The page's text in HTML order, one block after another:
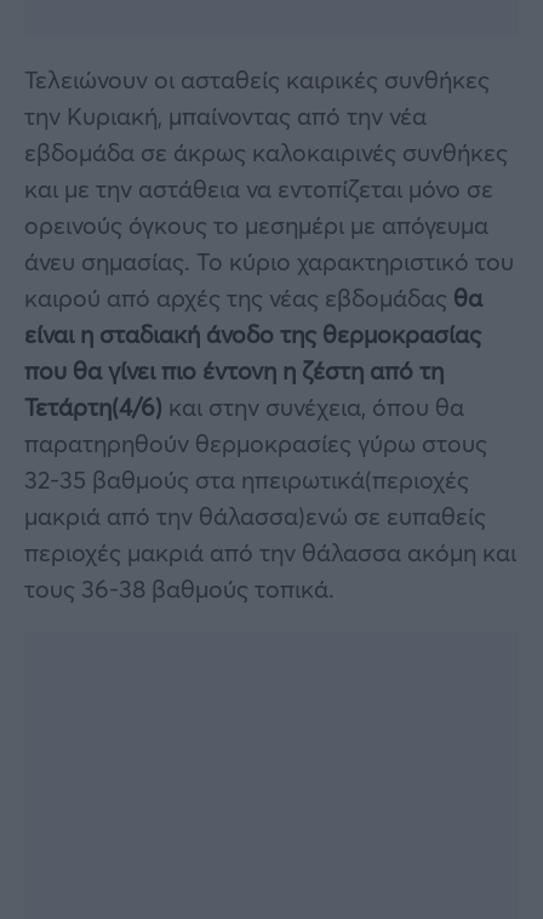
Τελειώνουν οι ασταθείς καιρικές συνθήκες
την Κυριακή, μπαίνοντας από την νέα
εβδομάδα σε άκρως καλοκαιρινές συνθήκες
και με την αστάθεια να εντοπίζεται μόνο σε
ορεινούς όγκους το μεσημέρι με απόγευμα
άνευ σημασίας. Το κύριο χαρακτηριστικό του
καιρού από αρχές της νέας εβδομάδας θα
είναι η σταδιακή άνοδο της θερμοκρασίας
που θα γίνει πιο έντονη η ζέστη από τη
Τετάρτη(4/6) και στην συνέχεια, όπου θα
παρατηρηθούν θερμοκρασίες γύρω στους
32-35 βαθμούς στα ηπειρωτικά(περιοχές
μακριά από την θάλασσα)ενώ σε ευπαθείς
περιοχές μακριά από την θάλασσα ακόμη και
τους 36-38 βαθμούς τοπικά.